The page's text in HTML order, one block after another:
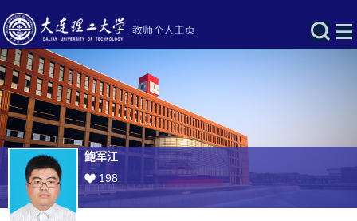
鲍军江
198